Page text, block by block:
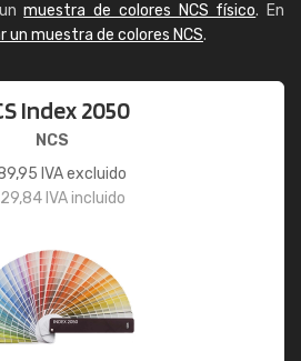
unmuestra de colores NCS físico. En
un muestra de colores NCS.
Index 2050
NCS
IVA excluido
IVA incluido